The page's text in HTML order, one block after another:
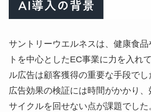
サントリーウエルネスは、健康食品
トを中心としたEC事業に力を入れ
ル広告は顧客獲得の重要な手段でし
広告効果の検証には時間がかかり
サイクルを回せない点が課題でし